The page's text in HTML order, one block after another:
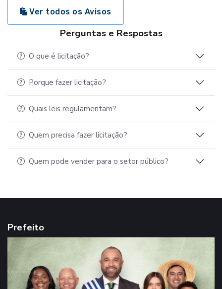
Ver todos os Avisos
Perguntas e Respostas
O que é licitação?
Porque fazer licitação?
Quais leis regulamentam?
Quem precisa fazer licitação?
Quem pode vender para o setor público?
Prefeito